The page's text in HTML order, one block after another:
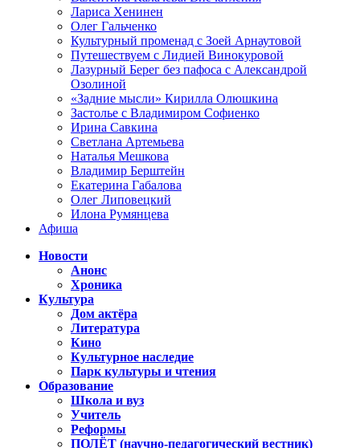
Лариса Хенинен
Олег Гальченко
Культурный променад с Зоей Арнаутовой
Путешествуем с Лидией Винокуровой
Лазурный Берег без пафоса с Александрой
Озолиной
«Задние мысли» Кирилла Олюшкина
Застолье с Владимиром Софиенко
Ирина Савкина
Светлана Артемьева
Наталья Мешкова
Владимир Берштейн
Екатерина Габалова
Олег Липовецкий
Илона Румянцева
Афиша
Новости
Анонс
Хроника
Культура
Дом актёра
Литература
Кино
Культурное наследие
Парк культуры и чтения
Образование
Школа и вуз
Учитель
Реформы
ПОЛЁТ (научно-педагогический вестник)